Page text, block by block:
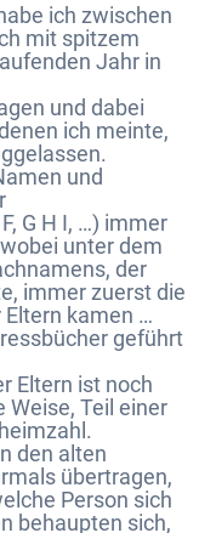
ich zwischen
mit spitzem
Jahr in
und dabei
ich meinte,
und
G H I, …) immer
unter dem
der
immer zuerst die
kamen …
geführt
Eltern ist noch
Weise, Teil einer
den alten
übertragen,
Person sich
behaupten sich,